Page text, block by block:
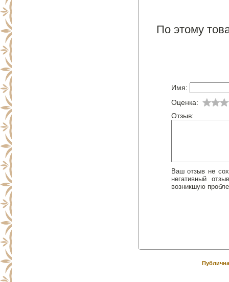
По этому
Имя:
Оценка:
Отзыв:
Ваш отзыв не
негативный
возникшую